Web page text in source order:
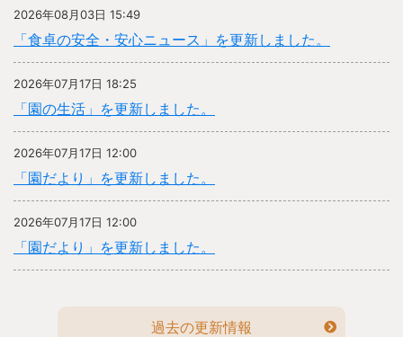
2026年08月03日 15:49
「食卓の安全・安心ニュース」を更新しました。
2026年07月17日 18:25
「園の生活」を更新しました。
2026年07月17日 12:00
「園だより」を更新しました。
2026年07月17日 12:00
「園だより」を更新しました。
過去の更新情報